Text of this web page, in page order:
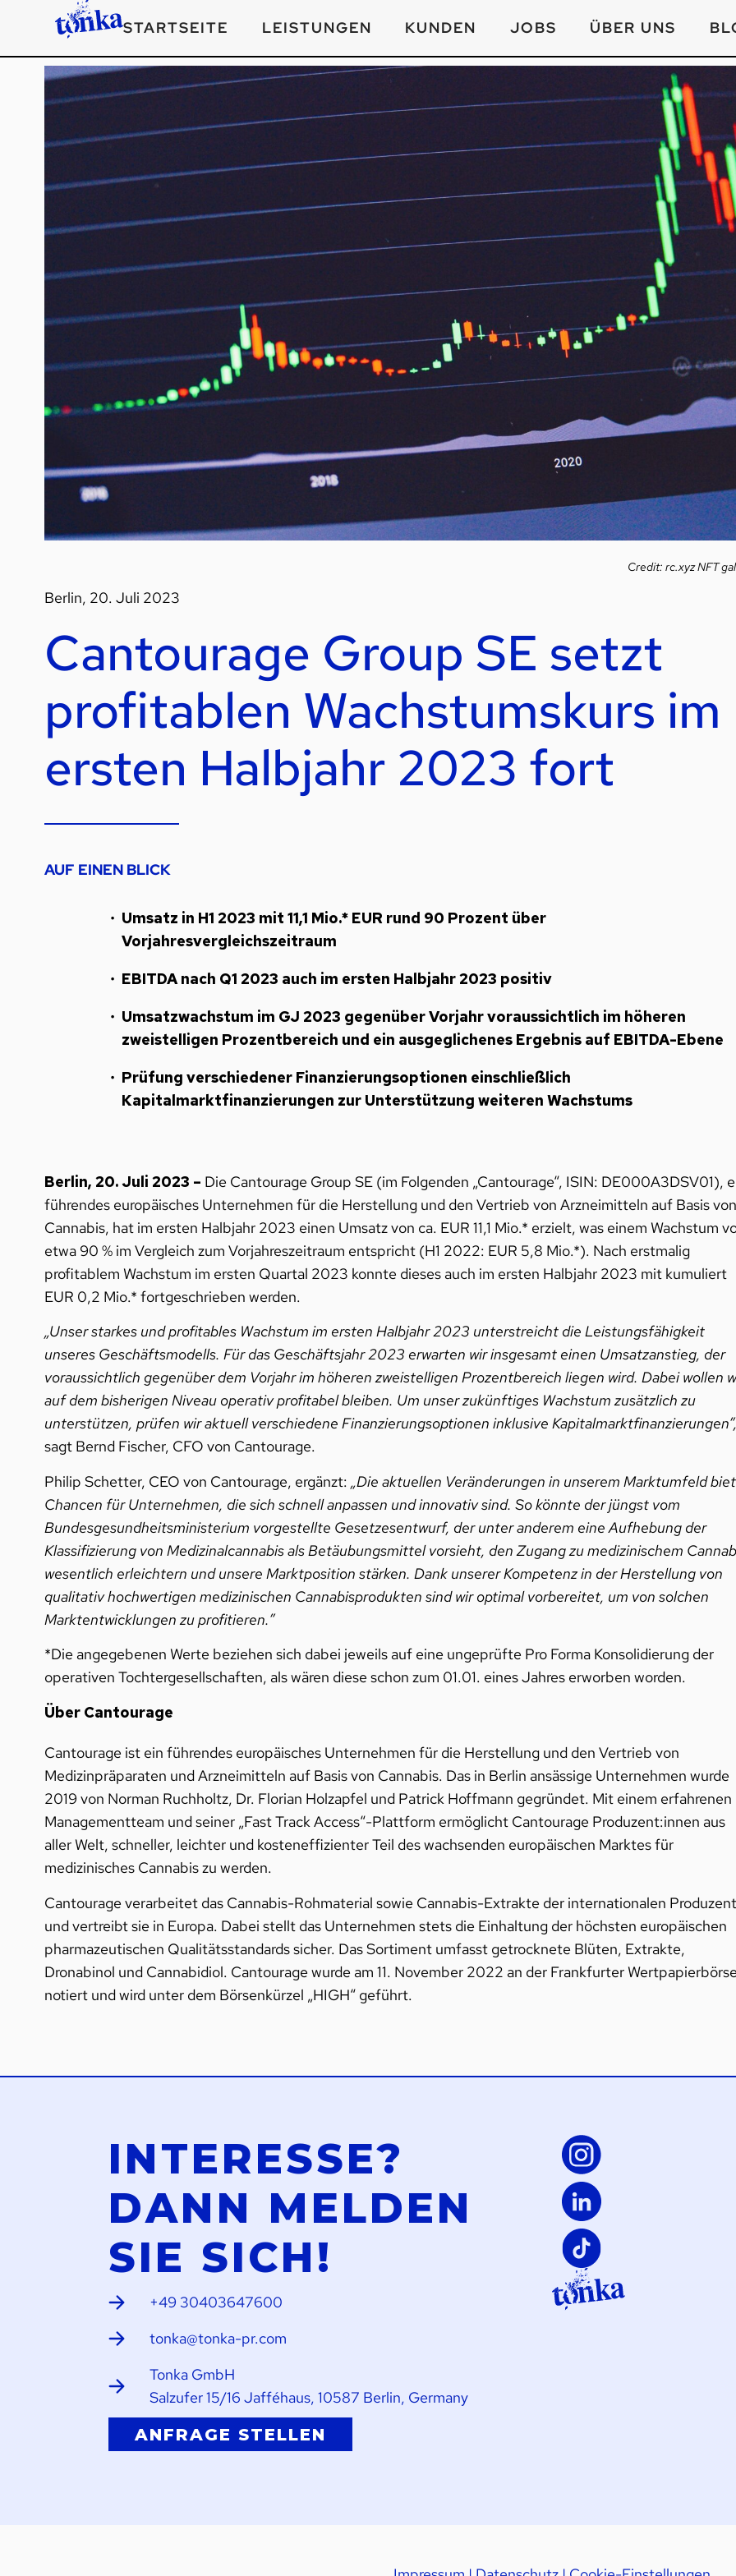
STARTSEITE LEISTUNGEN KUNDEN JOBS ÜBER UNS
Credit: rc.xyz NFT
Berlin, 20. Juli 2023
Cantourage Group SE setzt
profitablen Wachstumskurs im
ersten Halbjahr 2023 fort
AUF EINEN BLICK
Umsatz in H1 2023 mit 11,1 Mio.* EUR rund 90 Prozent über
Vorjahresvergleichszeitraum
EBITDA nach Q1 2023 auch im ersten Halbjahr 2023 positiv
Umsatzwachstum im GJ 2023 gegenüber Vorjahr voraussichtlich im höheren
zweistelligen Prozentbereich und ein ausgeglichenes Ergebnis auf EBITDA-Ebene
Prüfung verschiedener Finanzierungsoptionen einschließlich
Kapitalmarktfinanzierungen zur Unterstützung weiteren Wachstums
Berlin, 20. Juli 2023 – Die Cantourage Group SE (im Folgenden „Cantourage“, ISIN: DE000A3DSV01),
führendes europäisches Unternehmen für die Herstellung und den Vertrieb von Arzneimitteln auf Basis von
Cannabis, hat im ersten Halbjahr 2023 einen Umsatz von ca. EUR 11,1 Mio.* erzielt, was einem Wachstum
etwa 90 % im Vergleich zum Vorjahreszeitraum entspricht (H1 2022: EUR 5,8 Mio.*). Nach erstmalig
profitablem Wachstum im ersten Quartal 2023 konnte dieses auch im ersten Halbjahr 2023 mit kumuliert
EUR 0,2 Mio.* fortgeschrieben werden.
„Unser starkes und profitables Wachstum im ersten Halbjahr 2023 unterstreicht die Leistungsfähigkeit
unseres Geschäftsmodells. Für das Geschäftsjahr 2023 erwarten wir insgesamt einen Umsatzanstieg, der
voraussichtlich gegenüber dem Vorjahr im höheren zweistelligen Prozentbereich liegen wird. Dabei wollen
auf dem bisherigen Niveau operativ profitabel bleiben. Um unser zukünftiges Wachstum zusätzlich zu
unterstützen, prüfen wir aktuell verschiedene Finanzierungsoptionen inklusive Kapitalmarktfinanzierungen”,
sagt Bernd Fischer, CFO von Cantourage.
Philip Schetter, CEO von Cantourage, ergänzt: „Die aktuellen Veränderungen in unserem Marktumfeld
Chancen für Unternehmen, die sich schnell anpassen und innovativ sind. So könnte der jüngst vom
Bundesgesundheitsministerium vorgestellte Gesetzesentwurf, der unter anderem eine Aufhebung der
Klassifizierung von Medizinalcannabis als Betäubungsmittel vorsieht, den Zugang zu medizinischem
wesentlich erleichtern und unsere Marktposition stärken. Dank unserer Kompetenz in der Herstellung von
qualitativ hochwertigen medizinischen Cannabisprodukten sind wir optimal vorbereitet, um von solchen
Marktentwicklungen zu profitieren.”
*Die angegebenen Werte beziehen sich dabei jeweils auf eine ungeprüfte Pro Forma Konsolidierung der
operativen Tochtergesellschaften, als wären diese schon zum 01.01. eines Jahres erworben worden.
Über Cantourage
Cantourage ist ein führendes europäisches Unternehmen für die Herstellung und den Vertrieb von
Medizinpräparaten und Arzneimitteln auf Basis von Cannabis. Das in Berlin ansässige Unternehmen wurde
2019 von Norman Ruchholtz, Dr. Florian Holzapfel und Patrick Hoffmann gegründet. Mit einem erfahrenen
Managementteam und seiner „Fast Track Access“-Plattform ermöglicht Cantourage Produzent:innen aus
aller Welt, schneller, leichter und kosteneffizienter Teil des wachsenden europäischen Marktes für
medizinisches Cannabis zu werden.
Cantourage verarbeitet das Cannabis-Rohmaterial sowie Cannabis-Extrakte der internationalen
und vertreibt sie in Europa. Dabei stellt das Unternehmen stets die Einhaltung der höchsten europäischen
pharmazeutischen Qualitätsstandards sicher. Das Sortiment umfasst getrocknete Blüten, Extrakte,
Dronabinol und Cannabidiol. Cantourage wurde am 11. November 2022 an der Frankfurter
notiert und wird unter dem Börsenkürzel „HIGH“ geführt.
INTERESSE?
DANN MELDEN
SIE SICH!
+49 30403647600
tonka@tonka-pr.com
Tonka GmbH
Salzufer 15/16 Jafféhaus, 10587 Berlin, Germany
ANFRAGE STELLEN